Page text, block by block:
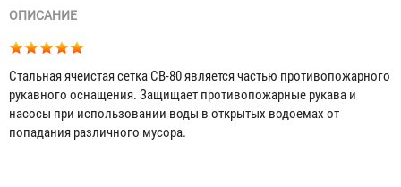
ОПИСАНИЕ
Стальная ячеистая сетка СВ-80 является частью противопожарного
рукавного оснащения. Защищает противопожарные рукава и
насосы при использовании воды в открытых водоемах от
попадания различного мусора.